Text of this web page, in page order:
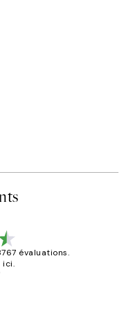
évaluations.
ici.